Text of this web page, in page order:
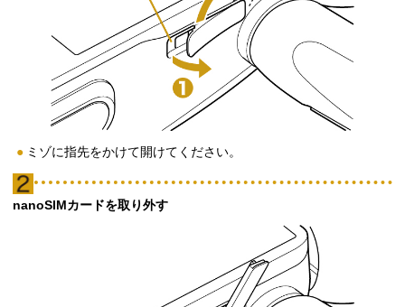
ミゾに指先をかけて開けてください。
nanoSIMカードを取り外す